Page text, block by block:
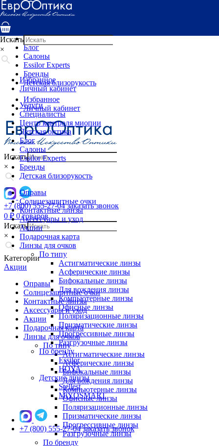
Услуги
Специалисты
Детская оптика
Блог
Салоны
Essilor Experts
Бренды
Детская близорукость
Избранное
Личный кабинет
Искать
×
+7 (800) 555-27-04 заказать звонок
0 ₽ 0 товаров
Искать
×
Категории
Акции
Оправы
Солнцезащитные очки
Контактные линзы
Аксессуары и уход
Акции
Подарочная карта
Линзы для очков
По типу
Астигматические линзы
Асферические линзы
Бифокальные линзы
Для вождения линзы
Компьютерные линзы
Офисные линзы
Поляризационные линзы
Призматические линзы
Прогрессивные линзы
Разгрузочные линзы
По бренду
Искать
×
Избранное
Личный кабинет
Услуги
Специалисты
Центр контроля миопии
Детская оптика
Блог
Салоны
Essilor Experts
Бренды
Детская близорукость
Оправы
Солнцезащитные очки
Контактные линзы
Аксессуары и уход
Акции
Подарочная карта
Линзы для очков
По типу
Астигматические линзы
Асферические линзы
Бифокальные линзы
Для вождения линзы
Компьютерные линзы
Офисные линзы
Поляризационные линзы
Призматические линзы
Прогрессивные линзы
Разгрузочные линзы
По бренду
Essilor
HOYA
Детские линзы
Stellest
MiYOSMART
+7 (800) 555-27-04 заказать звонок